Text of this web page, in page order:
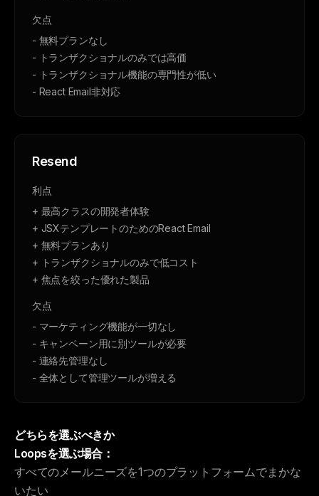
欠点
- 無料プランなし
- トランザクショナルのみでは高価
- トランザクショナル機能の専門性が低い
- React Email非対応
Resend
利点
+ 最高クラスの開発者体験
+ JSXテンプレートのためのReact Email
+ 無料プランあり
+ トランザクショナルのみで低コスト
+ 焦点を絞った優れた製品
欠点
- マーケティング機能が一切なし
- キャンペーン用に別ツールが必要
- 連絡先管理なし
- 全体として管理ツールが増える
どちらを選ぶべきか
Loopsを選ぶ場合：
すべてのメールニーズを1つのプラットフォームでまかな
いたい